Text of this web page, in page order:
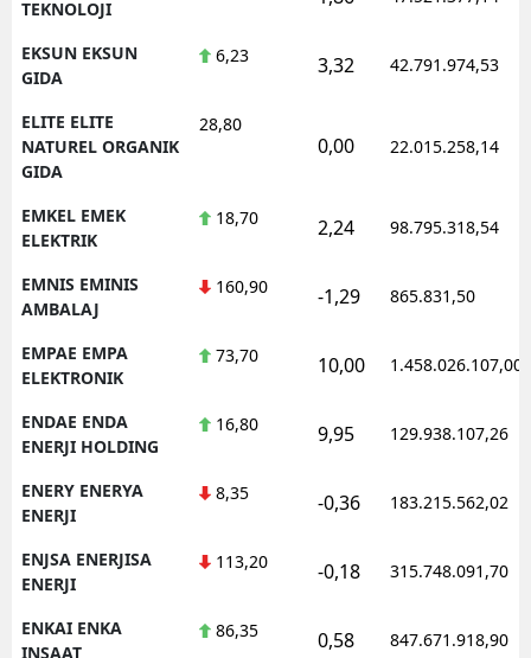
TEKNOLOJI
EKSUN EKSUN
GIDA
6,23 3,32 42.791.974,53
ELITE ELITE
NATUREL ORGANIK
GIDA
28,80
0,00 22.015.258,14
EMKEL EMEK
ELEKTRIK
18,70 2,24 98.795.318,54
EMNIS EMINIS
AMBALAJ
160,90 -1,29 865.831,50
EMPAE EMPA
ELEKTRONIK
73,70 10,00 1.458.026.107,00
ENDAE ENDA
ENERJI HOLDING
16,80 9,95 129.938.107,26
ENERY ENERYA
ENERJI
8,35 -0,36 183.215.562,02
ENJSA ENERJISA
ENERJI
113,20 -0,18 315.748.091,70
ENKAI ENKA
INSAAT
86,35 0,58 847.671.918,90